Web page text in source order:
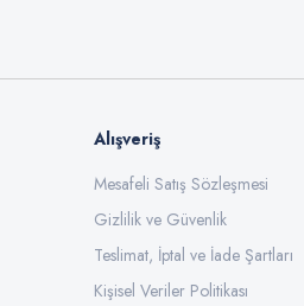
Alışveriş
Mesafeli Satış Sözleşmesi
Gizlilik ve Güvenlik
Teslimat, İptal ve İade Şartları
Kişisel Veriler Politikası